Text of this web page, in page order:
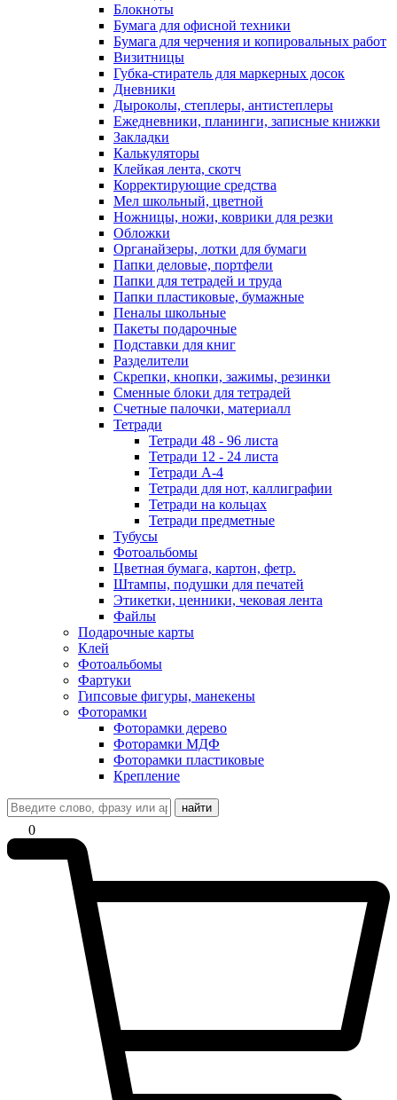
Блокноты
Бумага для офисной техники
Бумага для черчения и копировальных работ
Визитницы
Губка-стиратель для маркерных досок
Дневники
Дыроколы, степлеры, антистеплеры
Ежедневники, планинги, записные книжки
Закладки
Калькуляторы
Клейкая лента, скотч
Корректирующие средства
Мел школьный, цветной
Ножницы, ножи, коврики для резки
Обложки
Органайзеры, лотки для бумаги
Папки деловые, портфели
Папки для тетрадей и труда
Папки пластиковые, бумажные
Пеналы школьные
Пакеты подарочные
Подставки для книг
Разделители
Скрепки, кнопки, зажимы, резинки
Сменные блоки для тетрадей
Счетные палочки, материалл
Тетради
Тетради 48 - 96 листа
Тетради 12 - 24 листа
Тетради А-4
Тетради для нот, каллиграфии
Тетради на кольцах
Тетради предметные
Тубусы
Фотоальбомы
Цветная бумага, картон, фетр.
Штампы, подушки для печатей
Этикетки, ценники, чековая лента
Файлы
Подарочные карты
Клей
Фотоальбомы
Фартуки
Гипсовые фигуры, манекены
Фоторамки
Фоторамки дерево
Фоторамки МДФ
Фоторамки пластиковые
Крепление
найти
0